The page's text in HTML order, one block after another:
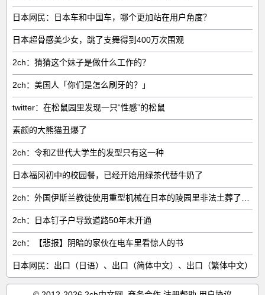
日本网民：日本车和中国车，哪个更加站在用户角度？
日本超骨感美少女，跳了支舞得到400万次围观
2ch：猜猜这个妹子是做什么工作的？
2ch：美国人「你们是怎么刷牙的？」
twitter：在松鼠园里发现一只“性感”的松鼠
素颜的大熊猫丑爆了
2ch：令和Z世代大学生的发型只有这一种
日本福冈初中的校园餐，已经开始用绿茶代替牛奶了
2ch：日本钉子户导致道路50年未开通
2ch：【悲报】阴暗的家伙在电车里看惊人的书
日本网民：出口（日语）、出口（简体中文）、出口（繁体中文）